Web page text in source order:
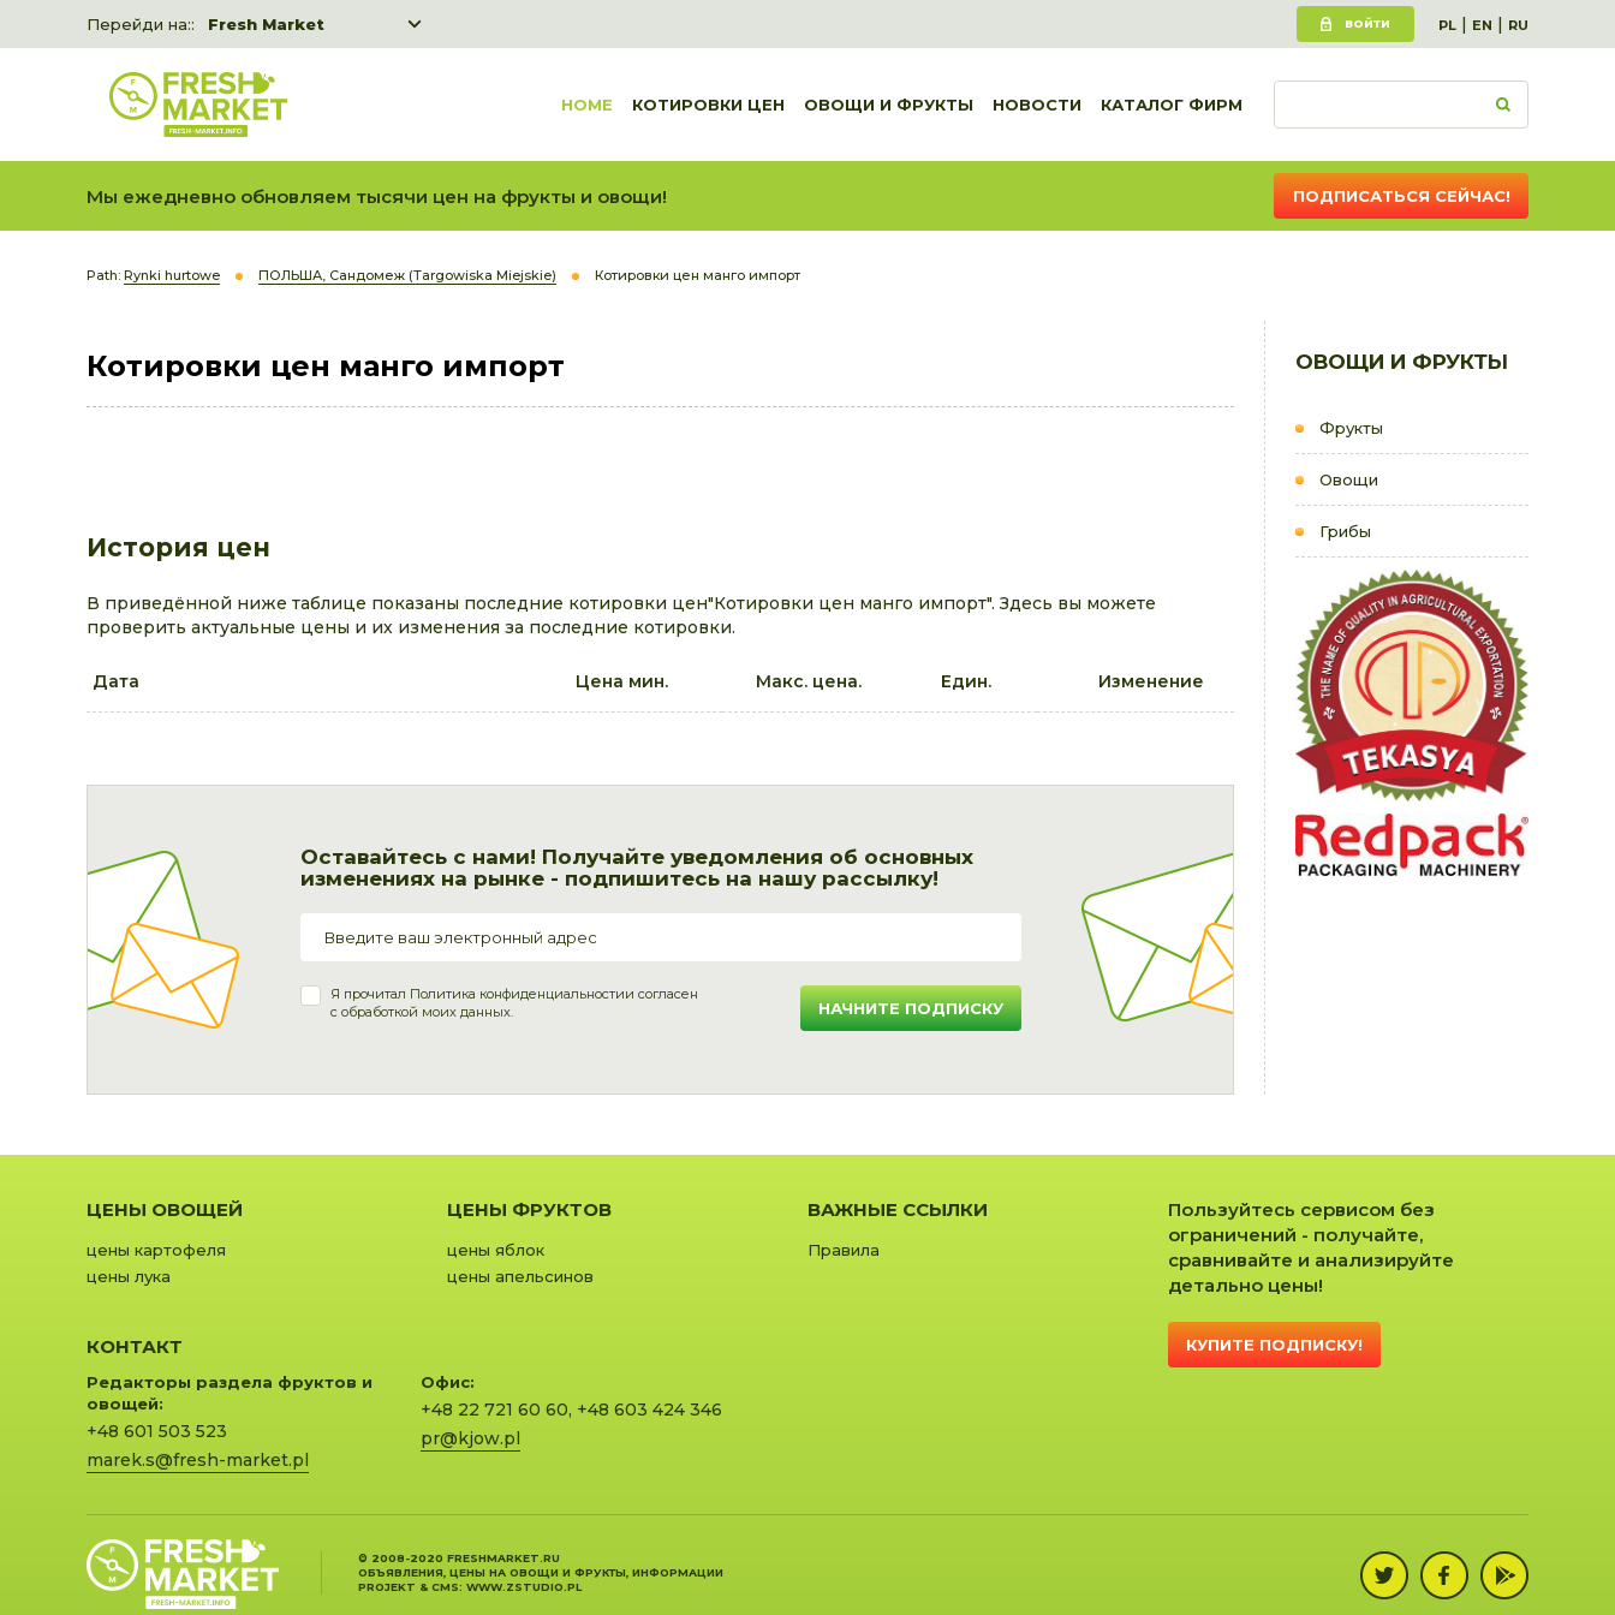
Перейди на::
Fresh Market
Fresh Market event B2B
ВОЙТИ PL | EN | RU
HOME КОТИРОВКИ ЦЕН ОВОЩИ И ФРУКТЫ НОВОСТИ КАТАЛОГ ФИРМ
Мы ежедневно обновляем тысячи цен на фрукты и овощи! ПОДПИСАТЬСЯ СЕЙЧАС!
Path: Rynki hurtowe ПОЛЬША, Сандомеж (Targowiska Miejskie) Котировки цен манго импорт
ОВОЩИ И ФРУКТЫ
Фрукты
Овощи
Грибы
Котировки цен манго импорт
История цен
В приведённой ниже таблице показаны последние котировки цен"Котировки цен манго импорт". Здесь вы можете
проверить актуальные цены и их изменения за последние котировки.
Дата Цена мин. Макс. цена. Един. Изменение
Оставайтесь с нами! Получайте уведомления об основных
изменениях на рынке - подпишитесь на нашу рассылку!
Я прочитал Политика конфиденциальностии согласен
с обработкой моих данных.
НАЧНИТЕ ПОДПИСКУ
ЦЕНЫ ОВОЩЕЙ
цены картофеля
цены лука
ЦЕНЫ ФРУКТОВ
цены яблок
цены апельсинов
ВАЖНЫЕ ССЫЛКИ
Правила
КОНТАКТ
Редакторы раздела фруктов и
овощей:
+48 601 503 523
marek.s@fresh-market.pl
Офис:
+48 22 721 60 60, +48 603 424 346
pr@kjow.pl
Пользуйтесь сервисом без
ограничений - получайте,
сравнивайте и анализируйте
детально цены!
КУПИТЕ ПОДПИСКУ!
© 2008-2020 FRESHMARKET.RU
ОБЪЯВЛЕНИЯ, ЦЕНЫ НА ОВОЩИ И ФРУКТЫ, ИНФОРМАЦИИ
PROJEKT & CMS: WWW.ZSTUDIO.PL